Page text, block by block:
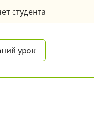
студента
урок